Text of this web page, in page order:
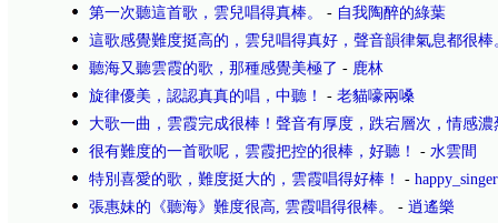
第一次聽這首歌，雲兒唱得真棒。
- 自我陶醉的綠葉
這歌感覺難度挺高的，雲兒唱得真好，聲音韻律氣息都很棒
聽海又聽雲霞的歌，那種感覺美極了 - 鹿林
旋律優美，認認真真的唱，中聽！
- 老貓嚎兩嗓
大歌一曲，雲霞完成很棒！聲音有厚度，跌宕層次，情感濃
很有難度的一首歌呢，雲霞把控的很棒，好聽！
- 水雲間
特別喜愛的歌，難度挺大的，雲霞唱得好棒！
- happy_singer
張惠妹的《聽海》難度很高, 雲霞唱得很棒。
- 逍遙樂